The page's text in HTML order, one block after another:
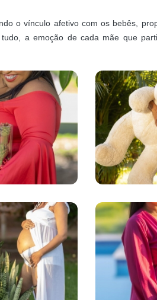
o vínculo afetivo com os bebês,
a emoção de cada mãe que